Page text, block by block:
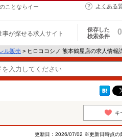
ことならイー
よくある
事が探せる求人サイト
保存した
検索条件
0
ル販売 > ヒロココシノ 熊本鶴屋店の求人情報
キ
更新日：2026/07/02 ※更新日時点の